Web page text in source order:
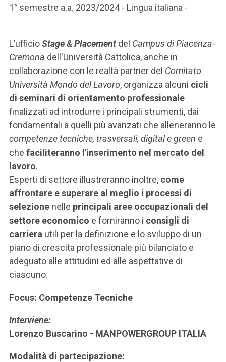
ACCEDI A CLOUDMAIL
1° semestre a.a. 2023/2024 - Lingua italiana -
L’ufficioStage & Placementdel Campus di Piacenza-
Cremona dell'Università Cattolica, anche in
collaborazione con le realtà partner del Comitato
Università Mondo del Lavoro, organizza alcuni cicli
di seminari di orientamento professionale
finalizzati ad introdurre i principali strumenti, dai
fondamentali a quelli più avanzati che alleneranno le
competenze tecniche, trasversali, digital e green e
che faciliteranno l'inserimento nel mercato del
lavoro.
Esperti di settore illustreranno inoltre, come
affrontare e superare al meglio i processi di
selezione nelle principali aree occupazionali del
settore economico e forniranno i consigli di
carriera utili per la definizione e lo sviluppo di un
piano di crescita professionale più bilanciato e
adeguato alle attitudini ed alle aspettative di
ciascuno.
Focus: Competenze Tecniche
Interviene:
Lorenzo Buscarino - MANPOWERGROUP ITALIA
Modalità di partecipazione: